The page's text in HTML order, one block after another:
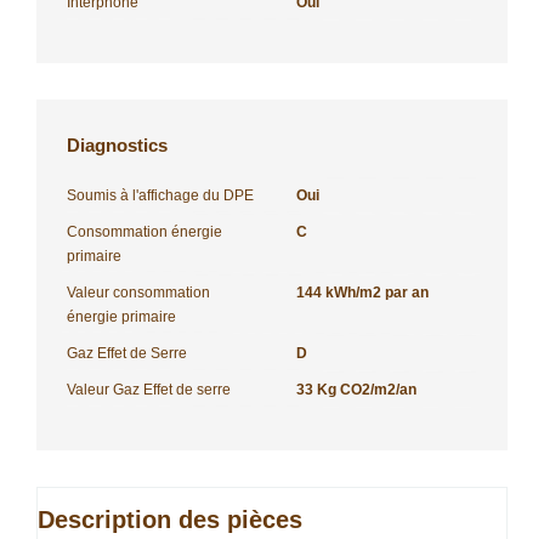
Diagnostics
Soumis à l'affichage du DPE Oui
Consommation énergie
primaire
C
Valeur consommation
énergie primaire
144 kWh/m2 par an
Gaz Effet de Serre D
Valeur Gaz Effet de serre 33 Kg CO2/m2/an
Description des pièces